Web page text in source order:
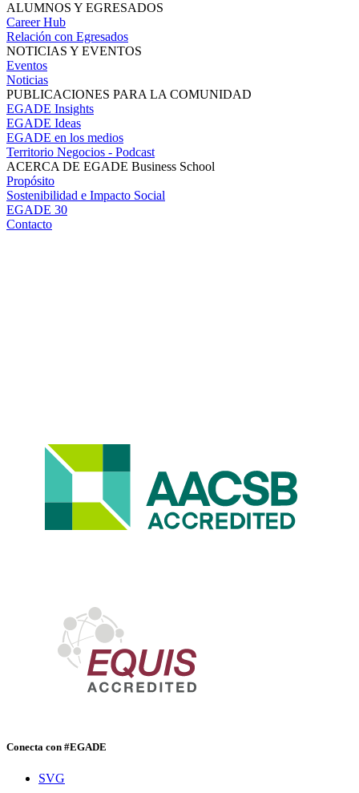
ALUMNOS Y EGRESADOS
Career Hub
Relación con Egresados
NOTICIAS Y EVENTOS
Eventos
Noticias
PUBLICACIONES PARA LA COMUNIDAD
EGADE Insights
EGADE Ideas
EGADE en los medios
Territorio Negocios - Podcast
ACERCA DE EGADE Business School
Propósito
Sostenibilidad e Impacto Social
EGADE 30
Contacto
Conecta con #EGADE
SVG